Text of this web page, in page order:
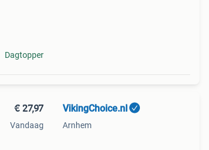
Dagtopper
€ 27,97
Vandaag
VikingChoice.nl
Arnhem